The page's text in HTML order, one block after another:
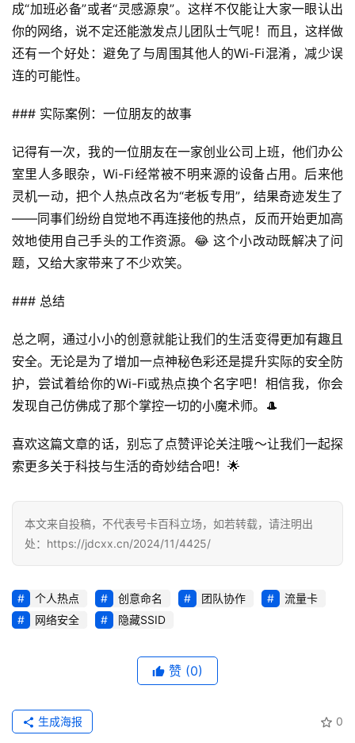
防
诈
知
识
行
业
资
讯
流
量
卡
荐
号
码
认
证
增
值
务
登录 注册
投稿
成“加班必备”或者“灵感源泉”。这样不仅能让大家一眼认出
你的网络，说不定还能激发点儿团队士气呢！而且，这样做
还有一个好处：避免了与周围其他人的Wi-Fi混淆，减少误
连的可能性。
### 实际案例：一位朋友的故事
记得有一次，我的一位朋友在一家创业公司上班，他们办公
室里人多眼杂，Wi-Fi经常被不明来源的设备占用。后来他
灵机一动，把个人热点改名为“老板专用”，结果奇迹发生了
——同事们纷纷自觉地不再连接他的热点，反而开始更加高
效地使用自己手头的工作资源。😂 这个小改动既解决了问
题，又给大家带来了不少欢笑。
### 总结
总之啊，通过小小的创意就能让我们的生活变得更加有趣且
安全。无论是为了增加一点神秘色彩还是提升实际的安全防
护，尝试着给你的Wi-Fi或热点换个名字吧！相信我，你会
发现自己仿佛成了那个掌控一切的小魔术师。🎩
喜欢这篇文章的话，别忘了点赞评论关注哦～让我们一起探
索更多关于科技与生活的奇妙结合吧！🌟
本文来自投稿，不代表号卡百科立场，如若转载，请注明出
处：https://jdcxx.cn/2024/11/4425/
个人热点 创意命名 团队协作
流量卡
网络安全
隐藏SSID
赞 (0)
0
生成海报